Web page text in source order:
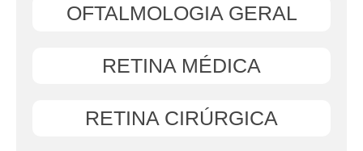
OFTALMOLOGIA GERAL
RETINA MÉDICA
RETINA CIRÚRGICA